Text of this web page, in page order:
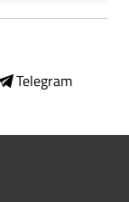
Telegram